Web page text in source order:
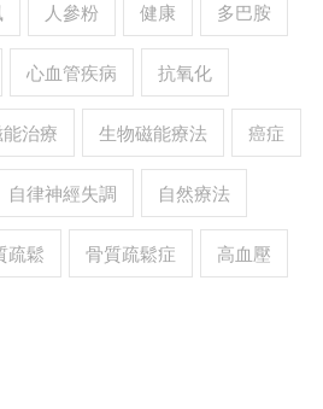
人參粉 健康 多巴胺
心血管疾病 抗氧化
治療 生物磁能療法 癌症
自律神經失調 自然療法
疏鬆 骨質疏鬆症 高血壓